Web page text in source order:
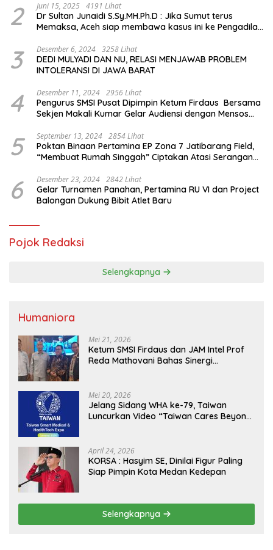
2 Juni 15, 2025 4191 Lihat
Dr Sultan Junaidi S.Sy.MH.Ph.D : Jika Sumut terus
Memaksa, Aceh siap membawa kasus ini ke Pengadilan
3 Desember 6, 2024 3258 Lihat
DEDI MULYADI DAN NU, RELASI MENJAWAB PROBLEM
INTOLERANSI DI JAWA BARAT
4 Desember 11, 2024 2956 Lihat
Pengurus SMSI Pusat Dipimpin Ketum Firdaus Bersama
Sekjen Makali Kumar Gelar Audiensi dengan Mensos
5 September 13, 2024 2854 Lihat
Poktan Binaan Pertamina EP Zona 7 Jatibarang Field,
“Membuat Rumah Singgah” Ciptakan Atasi Serangan
6 Desember 23, 2024 2842 Lihat
Gelar Turnamen Panahan, Pertamina RU VI dan Project
Balongan Dukung Bibit Atlet Baru
Pojok Redaksi
Selengkapnya
Humaniora
Mei 21, 2026
Ketum SMSI Firdaus dan JAM Intel Prof
Reda Mathovani Bahas Sinergi
MBG, Perkuat Pengawasan Program
Pemerintah
Mei 20, 2026
Jelang Sidang WHA ke-79, Taiwan
Luncurkan Video “Taiwan Cares Beyond
April 24, 2026
KORSA : Hasyim SE, Dinilai Figur Paling
Siap Pimpin Kota Medan Kedepan
Selengkapnya